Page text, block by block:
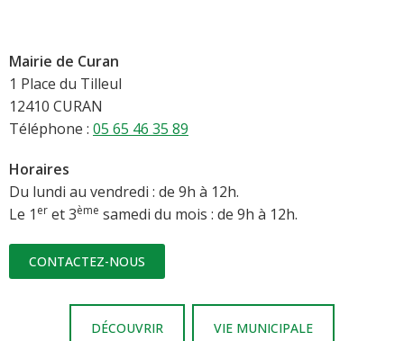
Mairie de Curan
1 Place du Tilleul
12410 CURAN
Téléphone : 05 65 46 35 89
Horaires
Du lundi au vendredi : de 9h à 12h.
Le 1 er et 3ème samedi du mois : de 9h à 12h.
CONTACTEZ-NOUS
DÉCOUVRIR VIE MUNICIPALE